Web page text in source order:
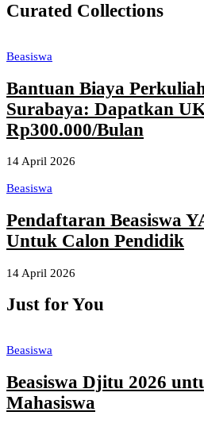
Curated Collections
Beasiswa
Bantuan Biaya
Surabaya: Dapatkan
Rp300.000/Bulan
14 April 2026
Beasiswa
Pendaftaran Beasiswa
Untuk Calon Pendidik
14 April 2026
Just for You
Beasiswa
Beasiswa Djitu 2026
Mahasiswa